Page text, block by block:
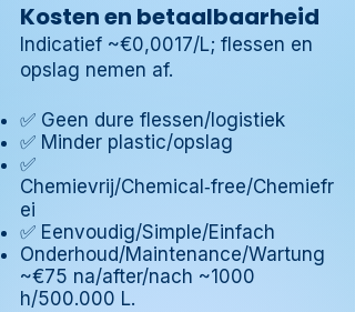
Kosten en betaalbaarheid
Indicatief ~€0,0017/L; flessen en
opslag nemen af.
✅ Geen dure flessen/logistiek
✅ Minder plastic/opslag
✅
Chemievrij/Chemical‑free/Chemiefr
ei
✅ Eenvoudig/Simple/Einfach
Onderhoud/Maintenance/Wartung
~€75 na/after/nach ~1000
h/500.000 L.